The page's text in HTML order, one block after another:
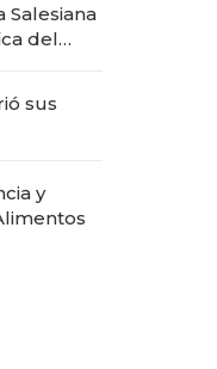
Salesiana
del
sus
y